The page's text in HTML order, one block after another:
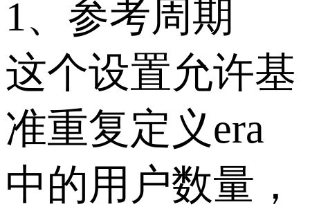
1、参考周期
这个设置允许基
准重复定义era
中的用户数量，